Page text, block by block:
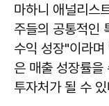
마하니 애널리스
주들의 공통적인
수익 성장"이라
은 매출 성장률을
투자처가 될 수